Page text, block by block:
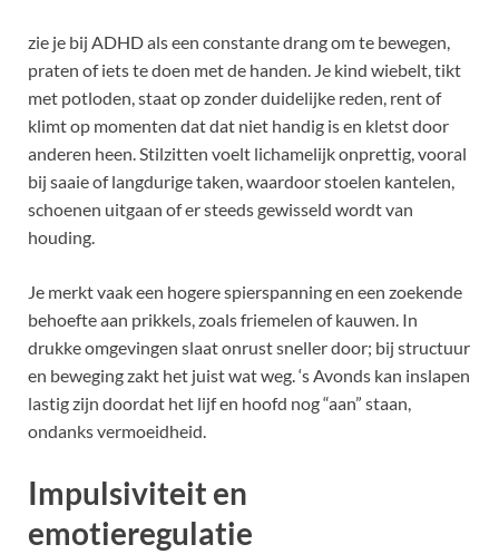
zie je bij ADHD als een constante drang om te bewegen,
praten of iets te doen met de handen. Je kind wiebelt, tikt
met potloden, staat op zonder duidelijke reden, rent of
klimt op momenten dat dat niet handig is en kletst door
anderen heen. Stilzitten voelt lichamelijk onprettig, vooral
bij saaie of langdurige taken, waardoor stoelen kantelen,
schoenen uitgaan of er steeds gewisseld wordt van
houding.
Je merkt vaak een hogere spierspanning en een zoekende
behoefte aan prikkels, zoals friemelen of kauwen. In
drukke omgevingen slaat onrust sneller door; bij structuur
en beweging zakt het juist wat weg. ‘s Avonds kan inslapen
lastig zijn doordat het lijf en hoofd nog “aan” staan,
ondanks vermoeidheid.
Impulsiviteit en
emotieregulatie